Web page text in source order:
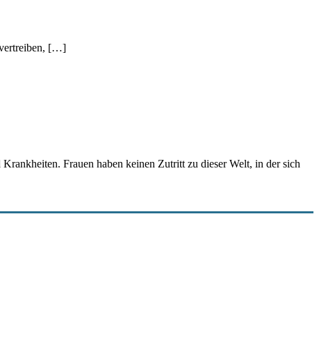
vertreiben, […]
Frauen haben keinen Zutritt zu dieser Welt, in der sich